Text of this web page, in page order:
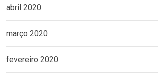
abril 2020
março 2020
fevereiro 2020